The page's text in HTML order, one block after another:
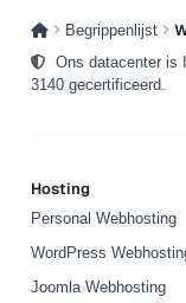
backup uit stap
Begrippenlijst
Ons datacenter is
3140 gecertificeerd.
Hosting
Personal Webhosting
WordPress
Joomla Webhosting